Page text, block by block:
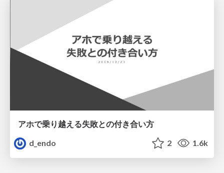
アホで乗り越える失敗との付き合い方
d_endo
2 1.6k